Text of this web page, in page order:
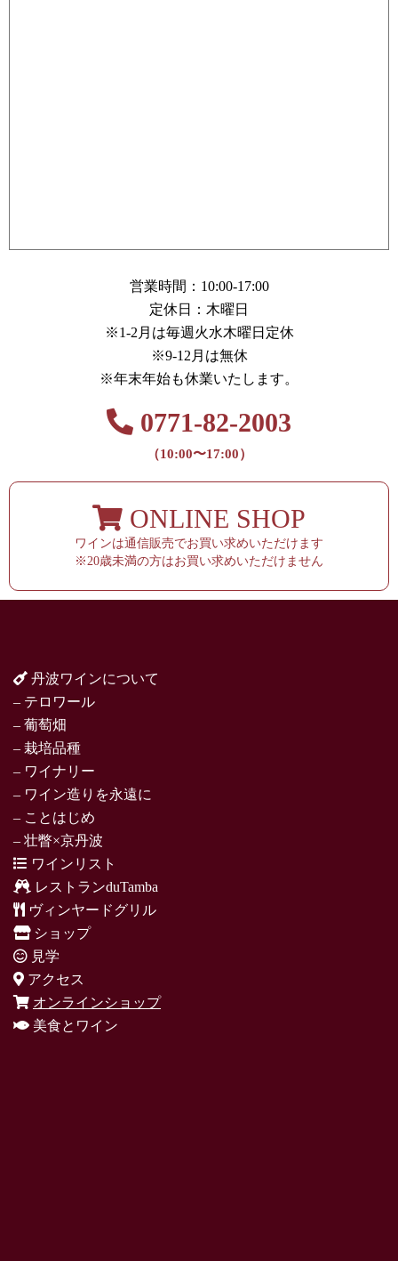
営業時間：10:00-17:00
定休日：木曜日
※1-2月は毎週火水木曜日定休
※9-12月は無休
※年末年始も休業いたします。
0771-82-2003
（10:00〜17:00）
ONLINE SHOP
ワインは通信販売でお買い求めいただけます
※20歳未満の方はお買い求めいただけません
丹波ワインについて
– テロワール
– 葡萄畑
– 栽培品種
– ワイナリー
– ワイン造りを永遠に
– ことはじめ
– 壮瞥×京丹波
ワインリスト
レストランduTamba
ヴィンヤードグリル
ショップ
見学
アクセス
オンラインショップ
美食とワイン